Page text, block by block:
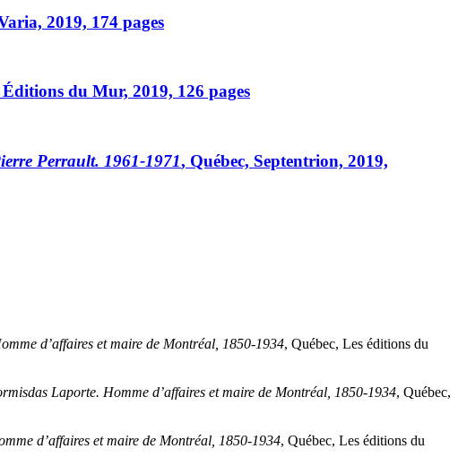
2019, 174 pages
du Mur, 2019, 126 pages
Perrault. 1961-1971, Québec, Septentrion, 2019,
d’affaires et maire de Montréal, 1850‑1934, Québec, Les éditions du
Laporte. Homme d’affaires et maire de Montréal, 1850‑1934, Québec,
d’affaires et maire de Montréal, 1850‑1934, Québec, Les éditions du